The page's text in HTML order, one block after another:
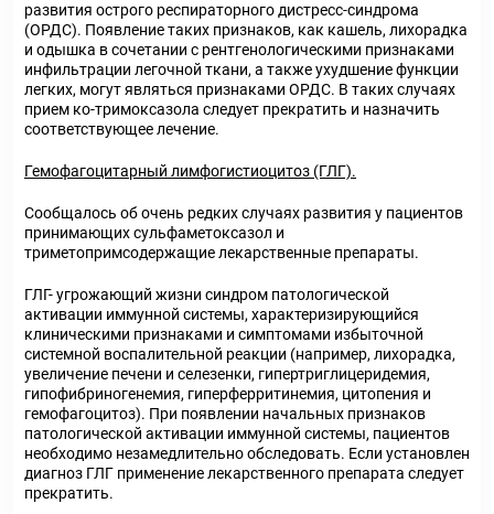
развития острого респираторного дистресс-синдрома
(ОРДС). Появление таких признаков, как кашель, лихорадка
и одышка в сочетании с рентгенологическими признаками
инфильтрации легочной ткани, а также ухудшение функции
легких, могут являться признаками ОРДС. В таких случаях
прием ко-тримоксазола следует прекратить и назначить
соответствующее лечение.
Гемофагоцитарный лимфогистиоцитоз (ГЛГ).
Сообщалось об очень редких случаях развития у пациентов
принимающих сульфаметоксазол и
триметопримсодержащие лекарственные препараты.
ГЛГ- угрожающий жизни синдром патологической
активации иммунной системы, характеризирующийся
клиническими признаками и симптомами избыточной
системной воспалительной реакции (например, лихорадка,
увеличение печени и селезенки, гипертриглицеридемия,
гипофибриногенемия, гиперферритинемия, цитопения и
гемофагоцитоз). При появлении начальных признаков
патологической активации иммунной системы, пациентов
необходимо незамедлительно обследовать. Если установлен
диагноз ГЛГ применение лекарственного препарата следует
прекратить.